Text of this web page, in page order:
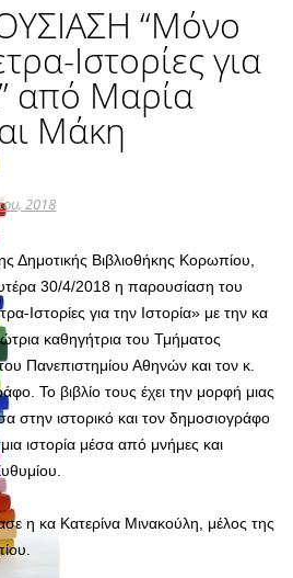
“Μόνο
Ιστορίες για
από Μαρία
Μάκη
2018
Δημοτικής Βιβλιοθήκης Κορωπίου,
30/4/2018 η παρουσίαση του
Ιστορίες για την Ιστορία» με την κα
καθηγήτρια του Τμήματος
Πανεπιστημίου Αθηνών και τον κ.
Το βιβλίο τους έχει την μορφή μιας
στην ιστορικό και τον δημοσιογράφο
ιστορία μέσα από μνήμες και
η κα Κατερίνα Μινακούλη, μέλος της